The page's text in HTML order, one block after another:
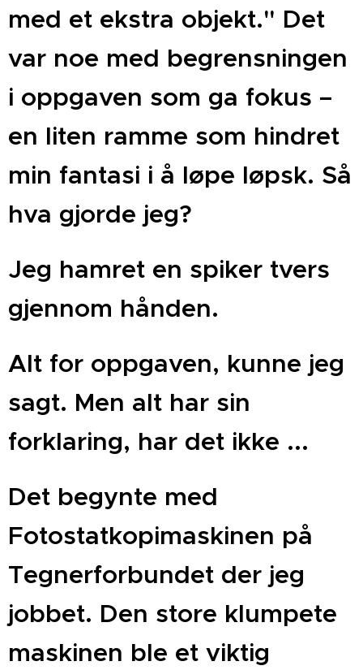
med et ekstra objekt." Det
var noe med begrensningen
i oppgaven som ga fokus –
en liten ramme som hindret
min fantasi i å løpe løpsk. Så
hva gjorde jeg?
Jeg hamret en spiker tvers
gjennom hånden.
Alt for oppgaven, kunne jeg
sagt. Men alt har sin
forklaring, har det ikke ...
Det begynte med
Fotostatkopimaskinen på
Tegnerforbundet der jeg
jobbet. Den store klumpete
maskinen ble et viktig